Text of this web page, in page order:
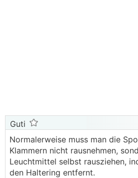
Guti
Normalerweise muss man die
Klammern nicht rausnehmen,
Leuchtmittel selbst rausziehen,
den Haltering entfernt.